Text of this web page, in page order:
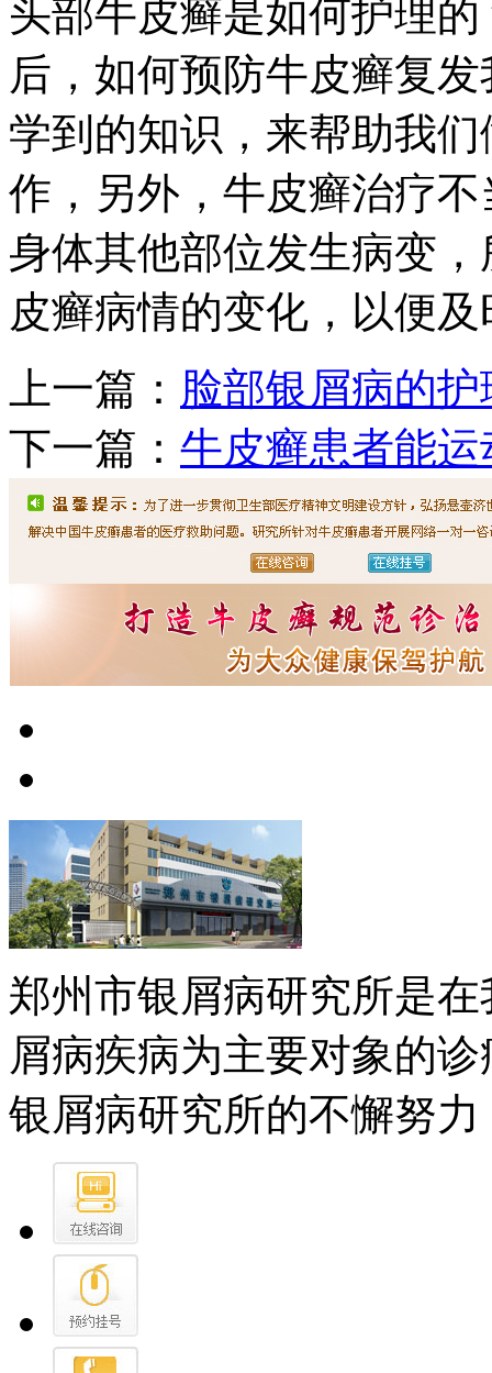
头部牛皮癣是如何护理
后，如何预防牛皮癣复
学到的知识，来帮助我
作，另外，牛皮癣治疗
身体其他部位发生病变
皮癣病情的变化，以便
上一篇： 脸部银屑病的
下一篇： 牛皮癣患者能运
郑州市银屑病研究所是
屑病疾病为主要对象的
银屑病研究所的不懈努